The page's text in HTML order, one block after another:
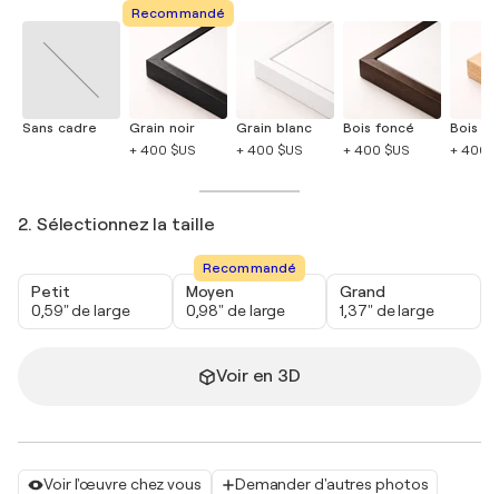
Voir l'œuvre chez vous Demander d'autres photos
Sans cadre
Recommandé
Grain noir
+ 400 $US
Grain blanc
+ 400 $US
Bois foncé
+ 400 $US
Bois
+ 400
2. Sélectionnez la taille
Petit
0,59" de large
Recommandé
Moyen
0,98" de large
Grand
1,37" de large
Voir en 3D